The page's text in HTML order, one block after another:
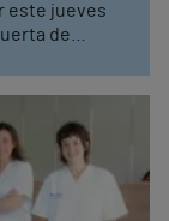
este jueves
de